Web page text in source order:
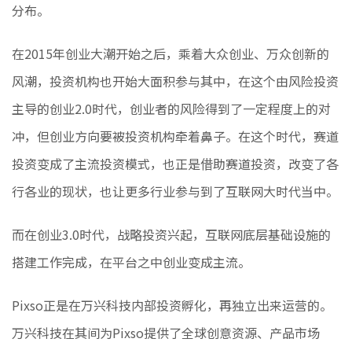
分布。
在2015年创业大潮开始之后，乘着大众创业、万众创新的
风潮，投资机构也开始大面积参与其中，在这个由风险投资
主导的创业2.0时代，创业者的风险得到了一定程度上的对
冲，但创业方向要被投资机构牵着鼻子。在这个时代，赛道
投资变成了主流投资模式，也正是借助赛道投资，改变了各
行各业的现状，也让更多行业参与到了互联网大时代当中。
而在创业3.0时代，战略投资兴起，互联网底层基础设施的
搭建工作完成，在平台之中创业变成主流。
Pixso正是在万兴科技内部投资孵化，再独立出来运营的。
万兴科技在其间为Pixso提供了全球创意资源、产品市场